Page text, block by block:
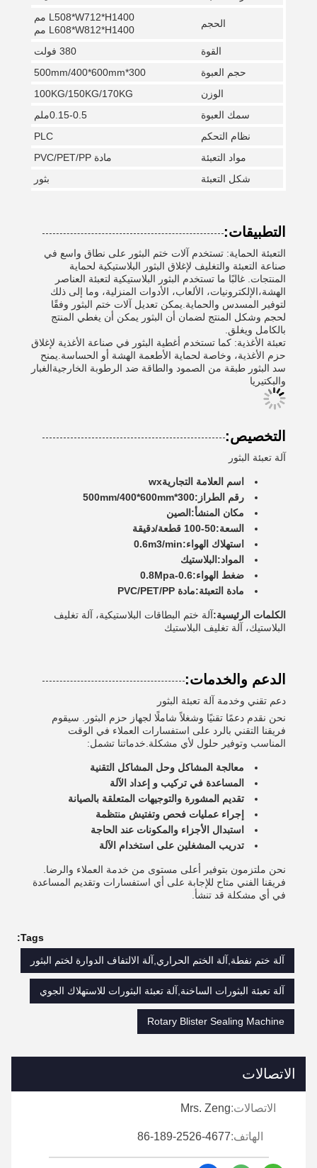
الحجم
L508*W712*H1400 مم
L608*W812*H1400 مم
القوة
380 فولت
حجم العبوة
300*500mm/400*600mm
الوزن
100KG/150KG/170KG
سمك العبوة
0.15-0.5ملم
نظام التحكم
PLC
مواد التعبئة
مادة PVC/PET/PP
شكل التعبئة
بثور
التطبيقات:
التعبئة الحماية: تستخدم آلات ختم البثور على نطاق واسع في
صناعة التعبئة والتغليف لإغلاق البثور البلاستيكية لحماية
المنتجات. غالبًا ما تستخدم البثور البلاستيكية لتعبئة العناصر
الهشة،الإلكترونيات، الألعاب، الأدوات المنزلية، وما إلى ذلك
لتوفير المسدس والحماية.يمكن تعديل آلات ختم البثور وفقًا
لحجم وشكل المنتج لضمان أن البثور يمكن أن يغطي المنتج
بالكامل ويغلق.
تعبئة الأغذية: كما تستخدم أغطية البثور في صناعة الأغذية لإغلاق
حزم الأغذية، وخاصة لحماية الأطعمة الهشة أو الحساسة.يمنح
سد البثور طبقة من الصمود والطاقة ضد الرطوبة الخارجيةالغبار
والبكتيريا
التخصيص:
آلة تعبئة البثور
اسم العلامة التجاريةwx
رقم الطراز:300*500mm/400*600mm
مكان المنشأ: الصين
السعة:50-100 قطعة/دقيقة
استهلاك الهواء:0.6m3/min
المواد: البلاستيك
ضغط الهواء:0.6-0.8Mpa
مادة التعبئة:مادة PVC/PET/PP
الكلمات الرئيسية:آلة ختم البطاقات البلاستيكية، آلة تغليف
البلاستيك، آلة تغليف البلاستيك
الدعم والخدمات:
دعم تقني وخدمة آلة تعبئة البثور
نحن نقدم دعمًا تقنيًا وشغلاً شاملًا لجهاز حزم البثور. سيقوم
فريقنا التقني بالرد على استفسارات العملاء في الوقت
المناسب وتوفير حلول لأي مشكلة.خدماتنا تشمل:
معالجة المشاكل وحل المشاكل التقنية
المساعدة في تركيب و إعداد الآلة
تقديم المشورة والتوجيهات المتعلقة بالصيانة
إجراء عمليات فحص وتفتيش منتظمة
استبدال الأجزاء والمكونات عند الحاجة
تدريب المشغلين على استخدام الآلة
نحن ملتزمون بتوفير أعلى مستوى من خدمة العملاء والرضا.
فريقنا الفني متاح للإجابة على أي استفسارات وتقديم المساعدة
في أي مشكلة قد تنشأ.
Tags:
آلة ختم نفطة,آلة الختم الحراري,آلة الالتفاف الدوارة لختم البثور
آلة تعبئة البثورات الساخنة,آلة تعبئة البثورات للاستهلاك الجوي
Rotary Blister Sealing Machine
الاتصالات
الاتصالات:Mrs. Zeng
الهاتف:86-189-2526-4677